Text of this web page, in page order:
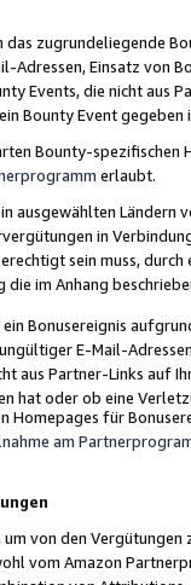
zugrundeliegende
Adressen, Einsatz von
Events, die nicht
Bounty Event
Bounty-spezifischen
erlaubt.
ausgewählten Ländern
in
sein muss,
im Anhang
Bonusereignis
E-Mail-
aus Partner-Links auf
hat oder ob eine
für
am
von den
vom Amazon